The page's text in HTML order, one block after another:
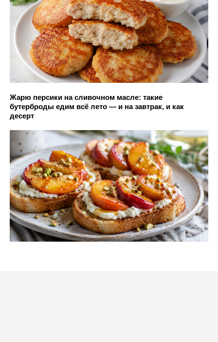
Жарю персики на сливочном масле: такие
бутерброды едим всё лето — и на завтрак, и как
десерт